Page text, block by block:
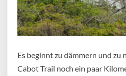
Es beginnt zu dämmern und zu
Cabot Trail noch ein paar